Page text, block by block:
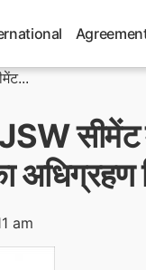
अधिग्रहण
am